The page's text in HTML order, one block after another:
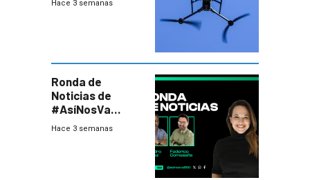
Hace 3 semanas
Ronda de
Noticias de
#AsíNosVa
(20/7/26)
Hace 3 semanas